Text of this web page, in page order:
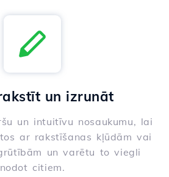
un izrunāt
un intuitīvu nosaukumu, lai
ar rakstīšanas kļūdām vai
un varētu to viegli
nodot citiem.